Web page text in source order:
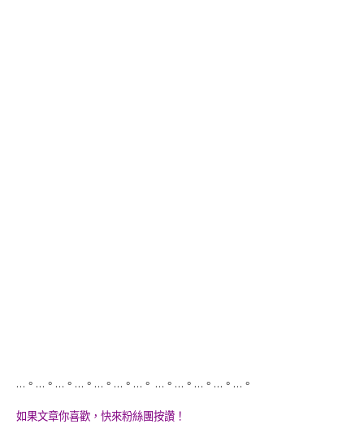
…。…。…。…。…。…。…。 …。…。…。…。…。
如果文章你喜歡，快來粉絲團按讚！